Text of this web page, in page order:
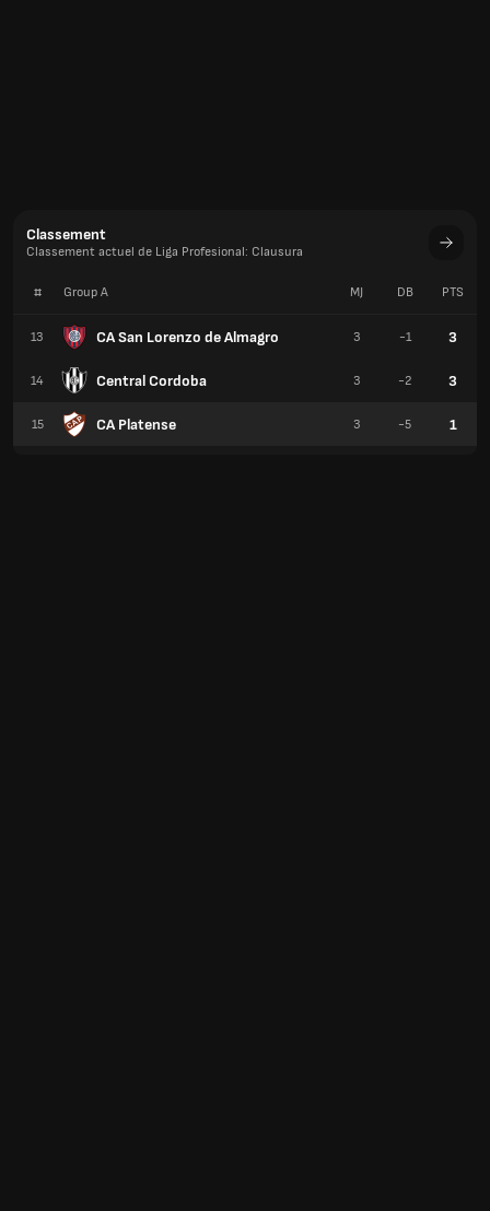
Classement
Classement actuel de Liga Profesional: Clausura
# Group A
13 CA San Lorenzo de Almagro
14 Central Cordoba
15 CA Platense
MJ DB PTS
3 -1 3
3 -2 3
3 -5 1